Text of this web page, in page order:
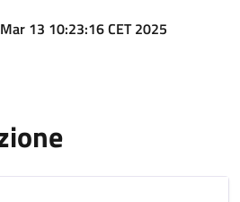
13 10:23:16 CET 2025